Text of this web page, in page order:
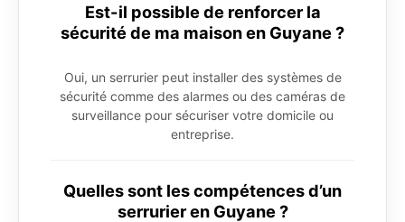
Est-il possible de renforcer la
sécurité de ma maison en Guyane ?
Oui, un serrurier peut installer des systèmes de
sécurité comme des alarmes ou des caméras de
surveillance pour sécuriser votre domicile ou
entreprise.
Quelles sont les compétences d’un
serrurier en Guyane ?